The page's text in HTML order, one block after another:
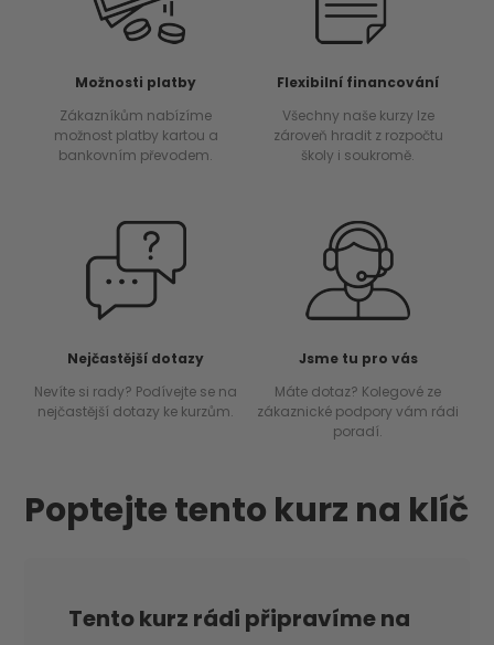
Možnosti platby
Zákazníkům nabízíme
možnost platby kartou a
bankovním převodem.
Flexibilní financování
Všechny naše kurzy lze
zároveň hradit z rozpočtu
školy i soukromě.
Nejčastější dotazy
Nevíte si rady? Podívejte se na
nejčastější dotazy ke kurzům.
Jsme tu pro vás
Máte dotaz? Kolegové ze
zákaznické podpory vám rádi
poradí.
Poptejte tento kurz na klíč
Tento kurz rádi připravíme na